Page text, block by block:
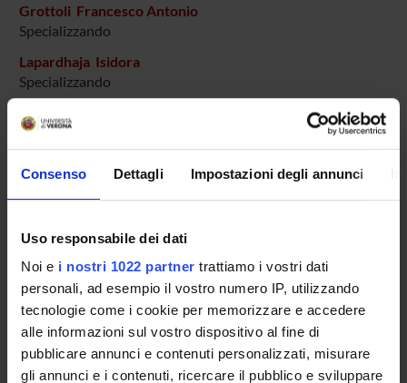
Consenso Dettagli Impostazioni degli annunci
Uso responsabile dei dati
Noi e i nostri 1022 partner trattiamo i vostri dati
personali, ad esempio il vostro numero IP, utilizzando
tecnologie come i cookie per memorizzare e accedere
alle informazioni sul vostro dispositivo al fine di
pubblicare annunci e contenuti personalizzati, misurare
gli annunci e i contenuti, ricercare il pubblico e sviluppare
Grottoli Francesco Antonio
Specializzando
Lapardhaja Isidora
Specializzando
La Rocca Giulia
Lucchi Paolo
Specializzando
Manera Massimiliano
Specializzando
Mileto Matteo
Specializzando
Olivato Alessia